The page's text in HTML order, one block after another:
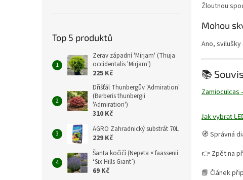
Top 5 produktů
Zerav západní 'Mirjam' (Thuja
occidentalis 'Mirjam')
225 Kč
Dřišťál Thunbergův 'Admiration'
(Berberis thunbergii
'Admiration')
310 Kč
AGRO Zahradnický substrát 70L
229 Kč
Šanta kočičí (Nepeta × faassenii
‘Six Hills Giant’)
69 Kč
Žloutnou
Mohou
Ano,
📚
Zamioculcas
Jak vybrat
🧭 Správná
👉 Zpět na
📘 Článek